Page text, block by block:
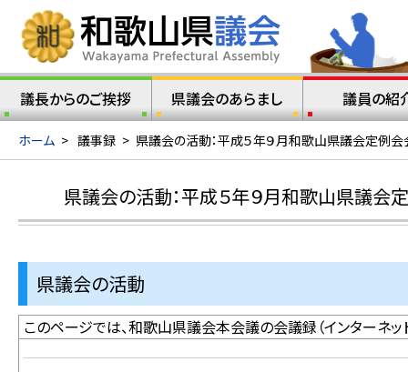
議長からのご挨拶 県議会のあらまし 議員の紹
ホーム > 議事録 > 県議会の活動：平成５年９月和歌山県議会定例
県議会の活動：平成５年９月和歌山県議
県議会の活動
このページでは、和歌山県議会本会議の会議録（インターネ